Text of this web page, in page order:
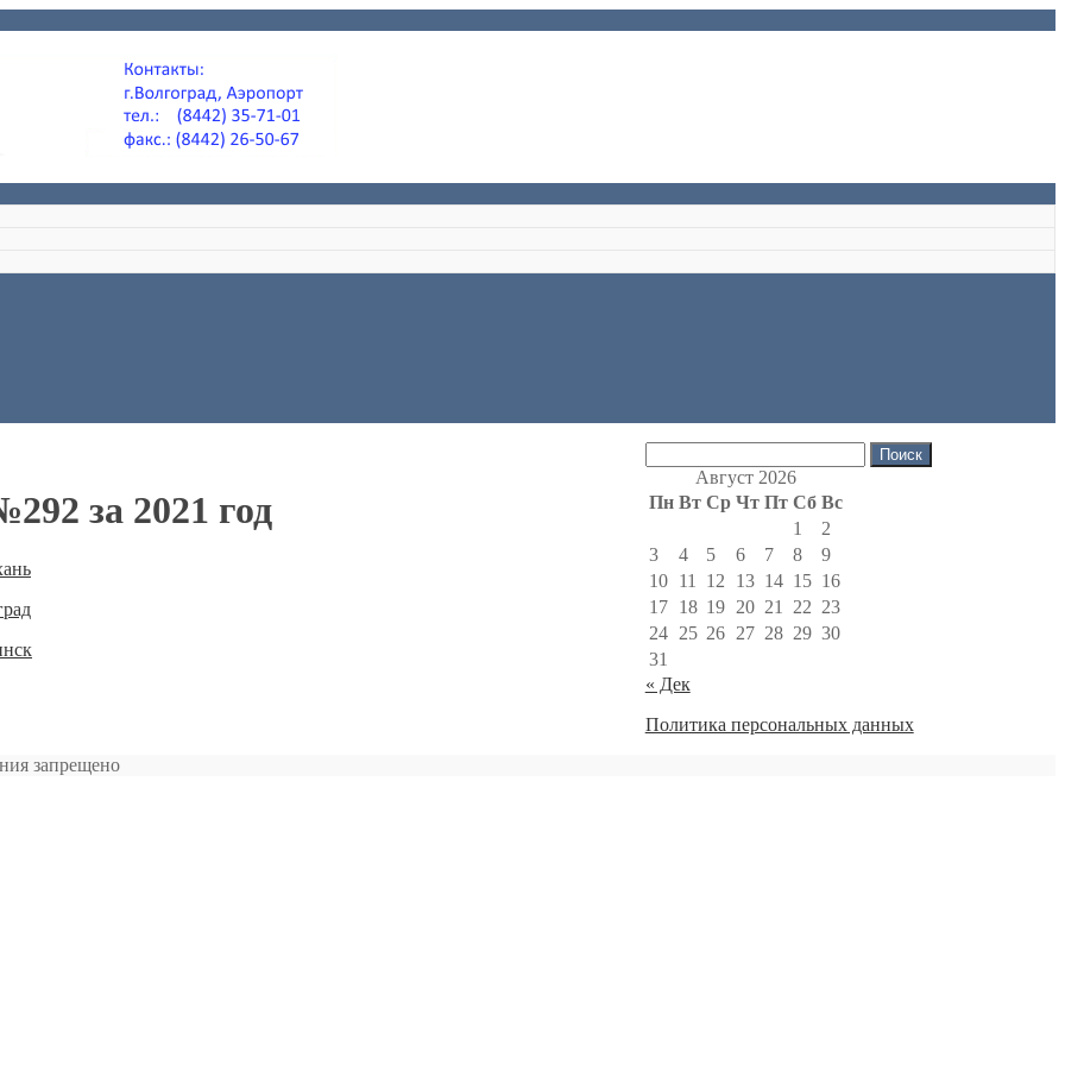
за 2021 год
Август 2026
Пн Вт Ср Чт Пт Сб Вс
1
2
3
4 5 6 7 8
9
10
11 12 13 14 15 16
17
18 19 20 21 22 23
24
25 26 27 28 29 30
31
« Дек
Политика персональных данных
запрещено